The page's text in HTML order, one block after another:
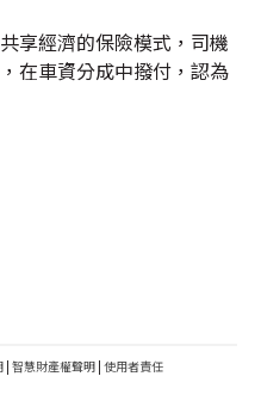
享經濟的保險模式，司機
在車資分成中撥付，認為
| 智慧財產權聲明 | 使用者責任